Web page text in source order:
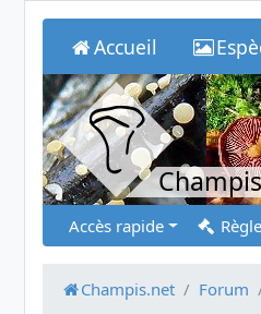
Accueil
Accès rapide
Champis.net Forum